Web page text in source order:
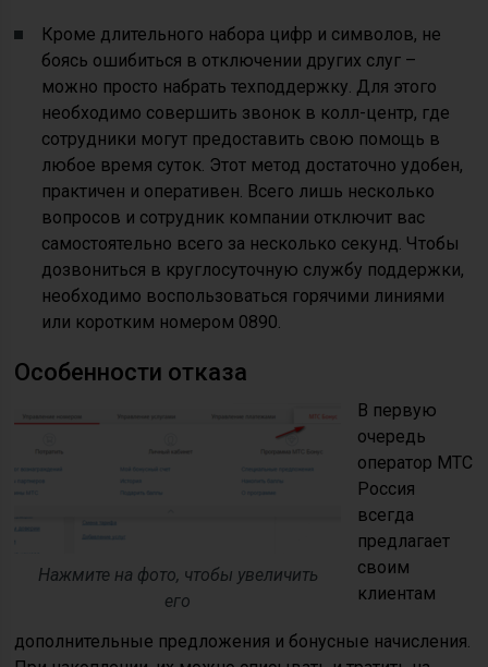
Кроме длительного набора цифр и символов, не
боясь ошибиться в отключении других слуг –
можно просто набрать техподдержку. Для этого
необходимо совершить звонок в колл-центр, где
сотрудники могут предоставить свою помощь в
любое время суток. Этот метод достаточно удобен,
практичен и оперативен. Всего лишь несколько
вопросов и сотрудник компании отключит вас
самостоятельно всего за несколько секунд. Чтобы
дозвониться в круглосуточную службу поддержки,
необходимо воспользоваться горячими линиями
или коротким номером 0890.
Особенности отказа
Нажмите на фото, чтобы увеличить
его
В первую
очередь
оператор МТС
Россия
всегда
предлагает
своим
клиентам
дополнительные предложения и бонусные начисления.